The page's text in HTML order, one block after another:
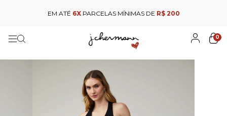
EM ATÉ 6XPARCELAS MÍNIMAS DE R$ 200
0